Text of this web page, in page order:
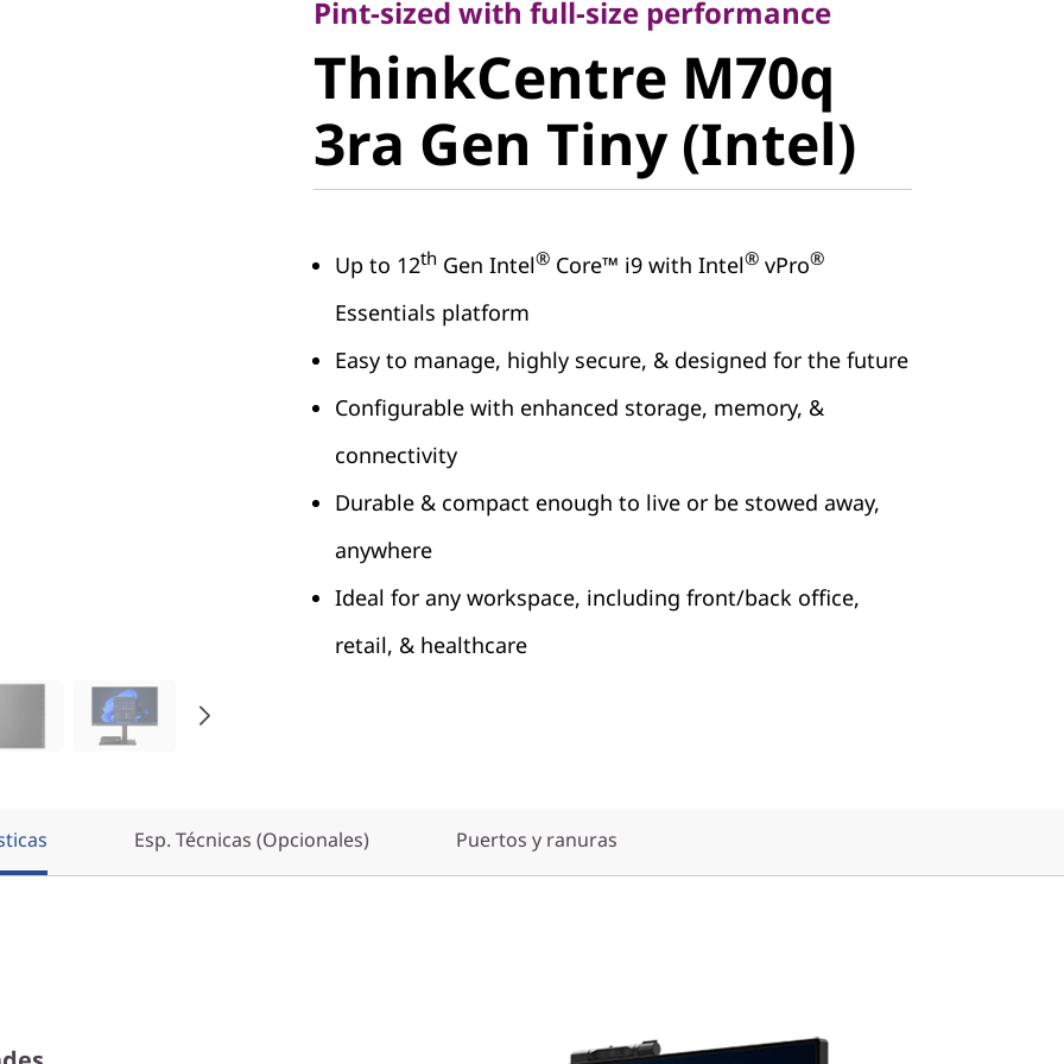
ThinkCentre M70q
3ra Gen Tiny (Intel)
Pint-sized with full-size performance
ThinkCentre M70q
3ra Gen Tiny (Intel)
Up to 12th Gen Intel® Core™ i9 with Intel® vPro®
Essentials platform
Easy to manage, highly secure, & designed for the future
Configurable with enhanced storage, memory, &
connectivity
Durable & compact enough to live or be stowed away,
anywhere
Ideal for any workspace, including front/back office,
retail, & healthcare
Esp. Técnicas (Opcionales) Puertos y ranuras